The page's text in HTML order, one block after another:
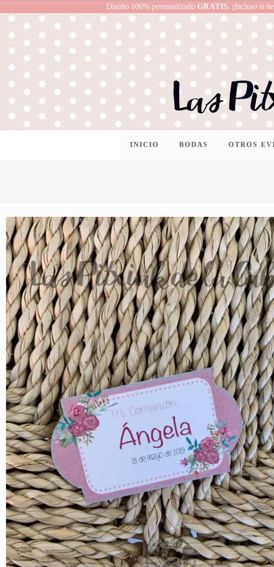
Diseño 100% personalizado GRATIS. ¡Incluso si
INICIO BODAS OTROS